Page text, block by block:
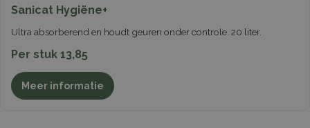
Sanicat Hygiëne+
Ultra absorberend en houdt geuren onder controle. 20 liter.
Per stuk 13,85
Meer informatie